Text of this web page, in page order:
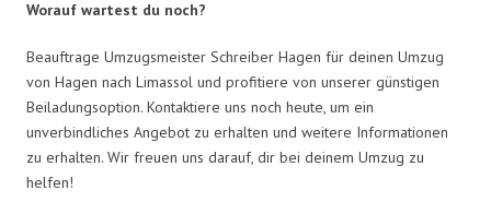
Worauf wartest du noch?
Beauftrage Umzugsmeister Schreiber Hagen für deinen Umzug
von Hagen nach Limassol und profitiere von unserer günstigen
Beiladungsoption. Kontaktiere uns noch heute, um ein
unverbindliches Angebot zu erhalten und weitere Informationen
zu erhalten. Wir freuen uns darauf, dir bei deinem Umzug zu
helfen!